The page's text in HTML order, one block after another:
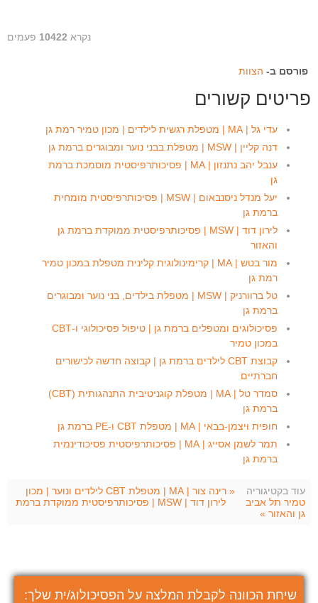
נקרא 10422 פעמים
פורסם ב- הצוות
פריטים קשורים
עדי גל | MA | מטפלת רגשית לילדים | מכון טמיר רמת גן
דנה קליין | MSW | מטפלת בבני נוער ומבוגרים ברמת גן
ענבל יהב נתנזון | MA | פסיכותרפיסטית מוסמכת ברמת
גן
יעל מנדל ניסנבאום | MSW | פסיכותרפיסטית מומחית
ברמת גן
לירון דוד | MSW | פסיכותרפיסטית ממוקדת ברמת גן
והאזור
מור בטש | MA | קרימינולוגית קלינית מטפלת במכון טמיר
רמת גן
טל ברוורניק | MSW | מטפלת בילדים, בני נוער ומבוגרים
ברמת גן
פסיכולוגים ומטפלים ברמת גן | טיפול פסיכולוגי ו-CBT
במכון טמיר
קבוצת CBT לילדים ברמת גן | קבוצה חדשה לכישורים
חברתיים
סמדר טל | MA | מטפלת קוגניטיבית התנהגותית (CBT)
ברמת גן
חופית ויצמן-בבאי | MA | מטפלת CBT ו-PE ברמת גן
תמר לשמן אסייג | MA | פסיכותרפיסטית פסיכודינמית
ברמת גן
עוד בקטיגוריה
« רינה צור | MA | מטפלת CBT לילדים ונוער | מכון
טמיר תל אביב
לירון דוד | MSW | פסיכותרפיסטית ממוקדת ברמת
גן והאזור »
שיחת הכוונה לקבלת המלצה על הפסיכולוג/ית שלך: